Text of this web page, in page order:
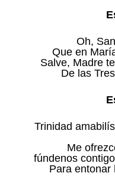
Oh,
Que en
Salve, Madre
De las
Trinidad
Me
fúndenos
Para entonar